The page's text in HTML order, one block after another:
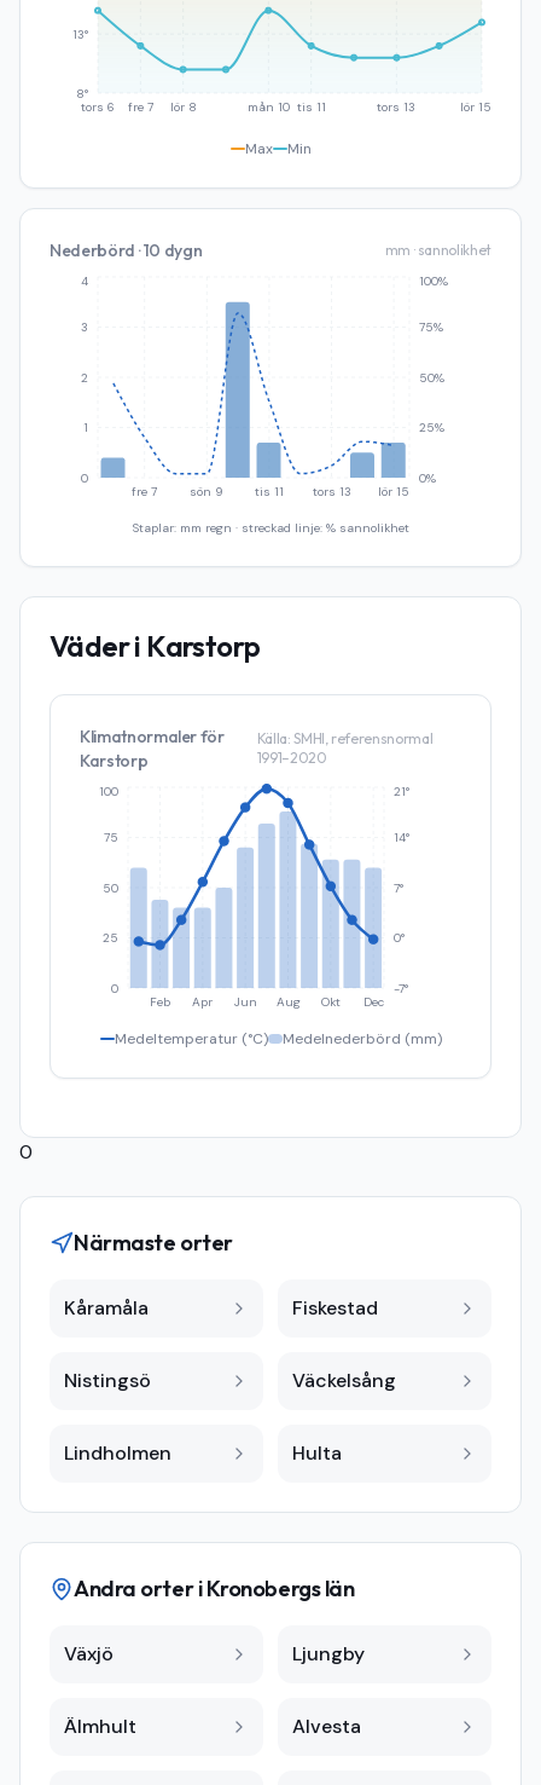
tors 6 fre 7 lör 8 mån 10 tis 11 tors 13 lör 15
8°
13°
Max Min
Nederbörd · 10 dygn mm · sannolikhet
fre 7 sön 9 tis 11 tors 13 lör 15
0
1
2
3
4
0%
25%
50%
75%
100%
Staplar: mm regn · streckad linje: % sannolikhet
Väder i Karstorp
Klimatnormaler för
Karstorp
Källa: SMHI, referensnormal
1991–2020
Feb Apr Jun Aug Okt Dec
0
25
50
75
100
-7°
0°
7°
14°
21°
Medeltemperatur (°C) Medelnederbörd (mm)
0
Närmaste orter
Kåramåla Fiskestad
Nistingsö Väckelsång
Lindholmen Hulta
Andra orter iKronobergs län
Växjö Ljungby
Älmhult Alvesta